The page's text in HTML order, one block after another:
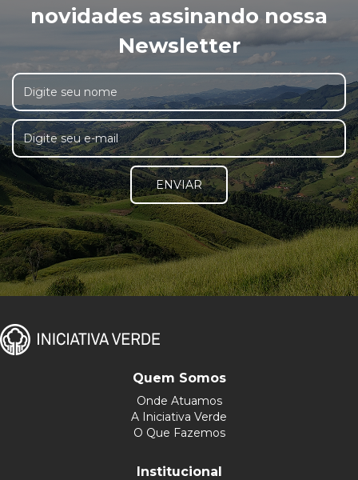
novidades assinando nossa
Newsletter
ENVIAR
Quem Somos
Onde Atuamos
A Iniciativa Verde
O Que Fazemos
Institucional